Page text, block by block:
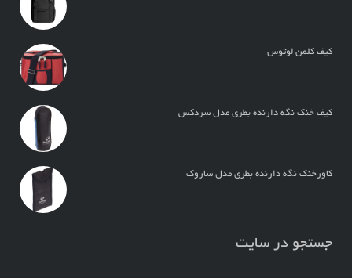
کیف کلمن لوتوس
کیف خنک نگه دارنده بطری مدل سردکس
کاورخنک نگه دارنده بطری مدل ساروک
جستجو در سایت